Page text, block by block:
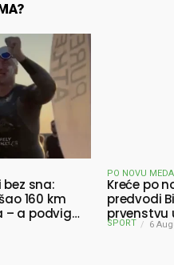
sna:
160 km
– a podvig
od raka
PO NOVU
Kreće po
predvodi
prvenstvu
SPORT 6